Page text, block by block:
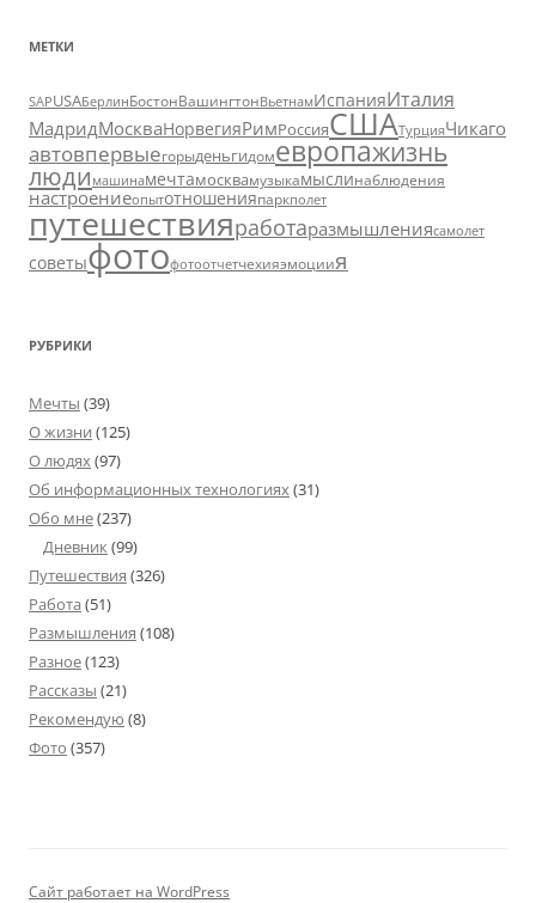
МЕТКИ
SAPUSAБерлинБостонВашингтонВьетнамИспанияИталия
МадридМоскваНорвегияРимРоссияСШАТурцияЧикаго
автовпервыегорыденьгидомевропажизнь
люди машинамечтамосквамузыкамыслинаблюдения
настроениеопытотношенияпаркполет
путешествияработаразмышлениясамолет
советыфотофотоотчетчехияэмоциия
РУБРИКИ
Мечты (39)
О жизни (125)
О людях(97)
Об информационных технологиях(31)
Обо мне(237)
Дневник(99)
Путешествия (326)
Работа (51)
Размышления (108)
Разное(123)
Рассказы (21)
Рекомендую (8)
Фото (357)
Сайт работает на WordPress